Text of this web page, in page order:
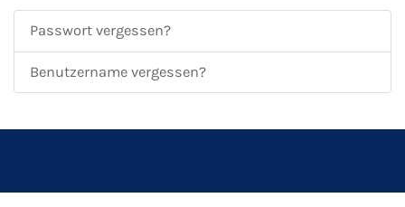
Passwort vergessen?
Benutzername vergessen?